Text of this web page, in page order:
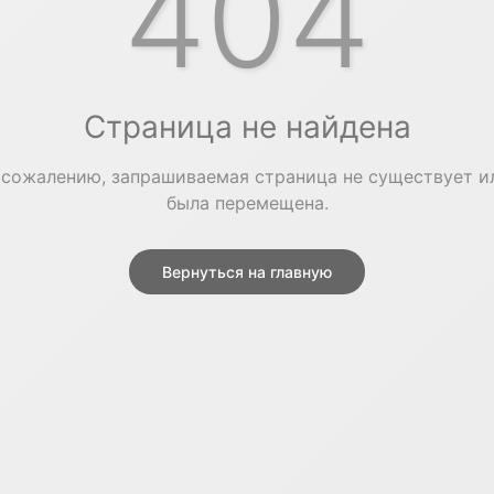
Страница не найдена
запрашиваемая страница не существует
была перемещена.
Вернуться на главную